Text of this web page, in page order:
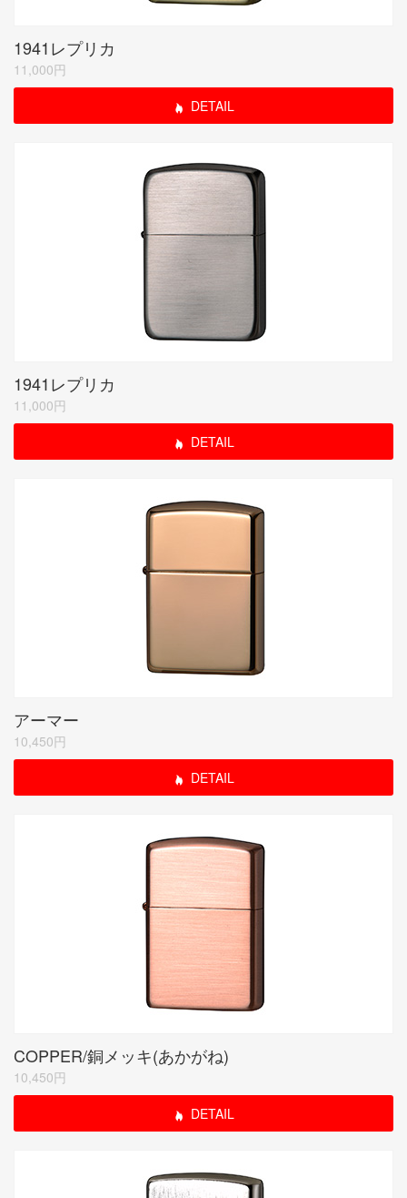
1941レプリカ
11,000円
DETAIL
1941レプリカ
11,000円
DETAIL
アーマー
10,450円
DETAIL
COPPER/銅メッキ(あかがね)
10,450円
DETAIL